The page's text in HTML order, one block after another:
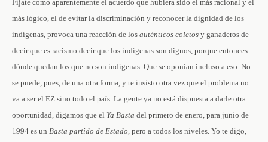
Fíjate como aparentemente el acuerdo que hubiera sido el más racional y el
más lógico, el de evitar la discriminación y reconocer la dignidad de los
indígenas, provoca una reacción de los auténticos coletos y ganaderos de
decir que es racismo decir que los indígenas son dignos, porque entonces
dónde quedan los que no son indígenas. Que se oponían incluso a eso. No
se puede, pues, de una otra forma, y te insisto otra vez que el problema no
va a ser el EZ sino todo el país. La gente ya no está dispuesta a darle otra
oportunidad, digamos que el Ya Basta del primero de enero, para junio de
1994 es un Basta partido de Estado, pero a todos los niveles. Yo te digo,